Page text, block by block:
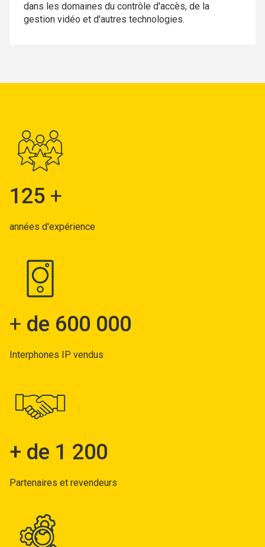
dans les domaines du contrôle d'accès, de la
gestion vidéo et d'autres technologies.
125 +
années d'expérience
+ de 600 000
Interphones IP vendus
+ de 1 200
Partenaires et revendeurs